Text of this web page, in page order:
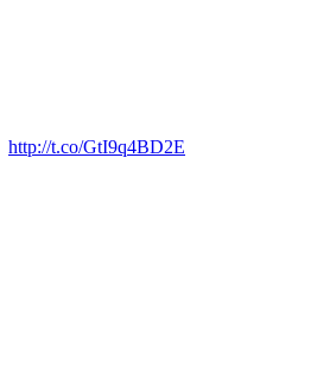
http://t.co/GtI9q4BD2E